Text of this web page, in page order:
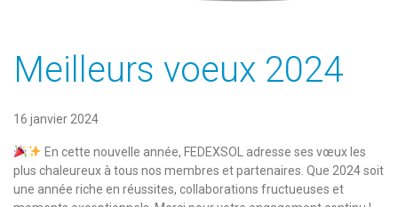
Meilleurs voeux 2024
16 janvier 2024
En cette nouvelle année, FEDEXSOL adresse ses vœux les
plus chaleureux à tous nos membres et partenaires. Que 2024 soit
une année riche en réussites, collaborations fructueuses et